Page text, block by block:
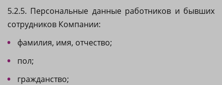
5.2.5. Персональные данные работников и бывших
сотрудников Компании:
фамилия, имя, отчество;
пол;
гражданство;